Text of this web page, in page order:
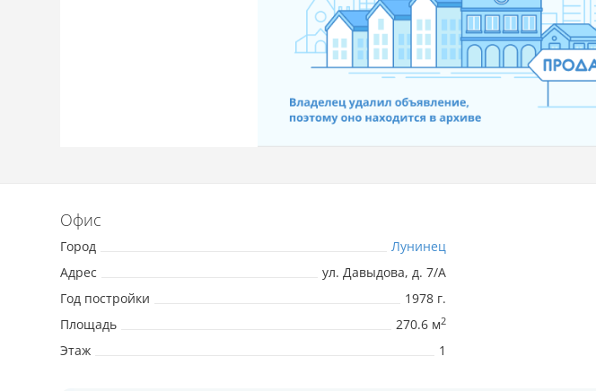
Офис
Город
Лунинец
Адрес
ул. Давыдова, д. 7/А
Год постройки
1978 г.
Площадь
270.6 м2
Этаж 1